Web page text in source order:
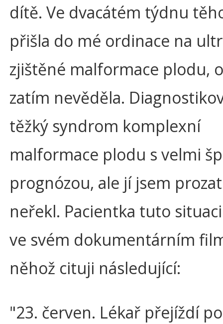
dítě. Ve dvacátém týdnu
přišla do mé ordinace na
zjištěné malformace plodu,
zatím nevěděla.
těžký syndrom komplexní
malformace plodu s velmi
prognózou, ale jí jsem
neřekl. Pacientka tuto
ve svém dokumentárním
něhož cituji následující:
"23. červen. Lékař přejíždí